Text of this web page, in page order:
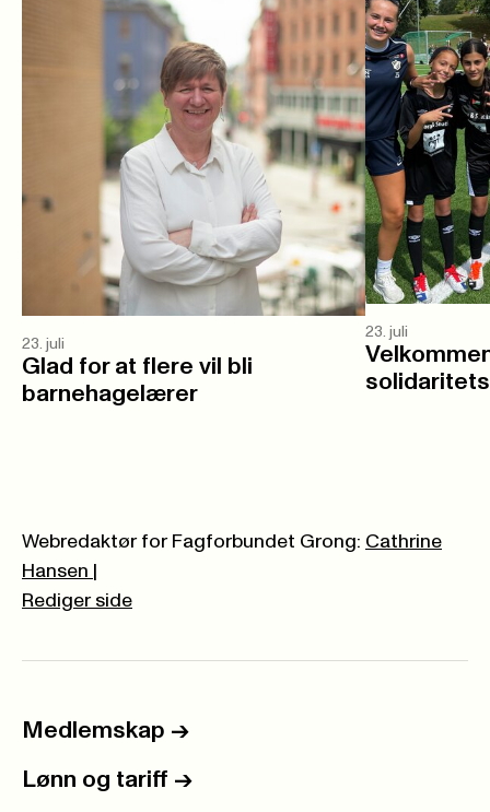
23. juli
Glad for at flere vil bli
barnehagelærer
23. juli
Webredaktør for Fagforbundet Grong: Cathrine
Hansen
Rediger side
Medlemskap ->
Lønn og tariff ->